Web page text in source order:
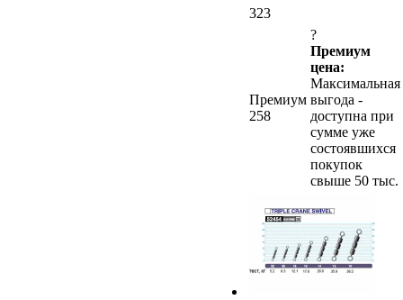
323
Премиум
258
?
Премиум
цена:
Максимальная
выгода -
доступна при
сумме уже
состоявшихся
покупок
свыше 50 тыс.